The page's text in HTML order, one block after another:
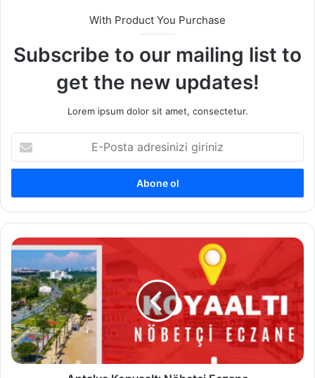
With Product You Purchase
Subscribe to our mailing list to
get the new updates!
Lorem ipsum dolor sit amet, consectetur.
P
s
t
a
d
r
e
s
i
n
i
z
A
t
a
l
y
a
K
o